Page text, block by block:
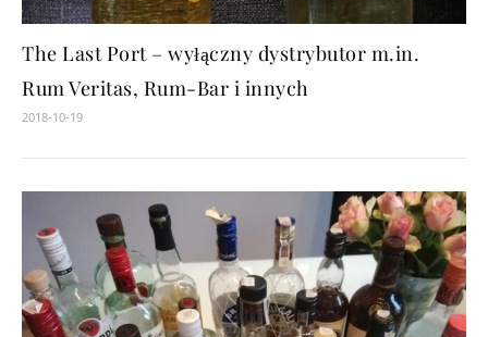
The Last Port – wyłączny dystrybutor m.in.
Rum Veritas, Rum-Bar i innych
2018-10-19